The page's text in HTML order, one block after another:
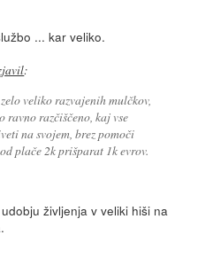
... kar veliko.
:
veliko razvajenih mulčkov,
razčiščeno, kaj vse
na svojem, brez pomoči
plače 2k prišparat 1k evrov.
življenja v veliki hiši na